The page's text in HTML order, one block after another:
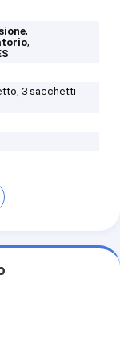
,
,
3 sacchetti